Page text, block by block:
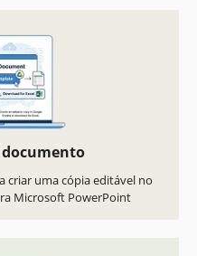
criar uma cópia editável no
Microsoft PowerPoint